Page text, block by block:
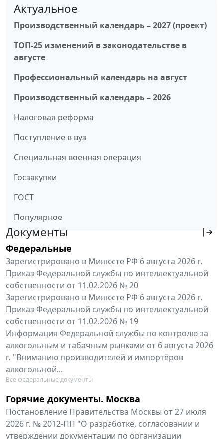
Актуальное
Производственный календарь – 2027 (проект)
ТОП-25 изменений в законодательстве в
августе
Профессиональный календарь на август
Производственный календарь – 2026
Налоговая реформа
Поступление в вуз
Специальная военная операция
Госзакупки
ГОСТ
Популярное
Документы
Федеральные
Зарегистрировано в Минюсте РФ 6 августа 2026 г.
Приказ Федеральной службы по интеллектуальной
собственности от 11.02.2026 № 20
Зарегистрировано в Минюсте РФ 6 августа 2026 г.
Приказ Федеральной службы по интеллектуальной
собственности от 11.02.2026 № 19
Информация Федеральной службы по контролю за
алкогольным и табачным рынками от 6 августа 2026
г. "Вниманию производителей и импортёров
алкогольной...
Все федеральные документы
Горячие документы. Москва
Постановление Правительства Москвы от 27 июля
2026 г. № 2012-ПП "О разработке, согласовании и
утверждении документации по организации